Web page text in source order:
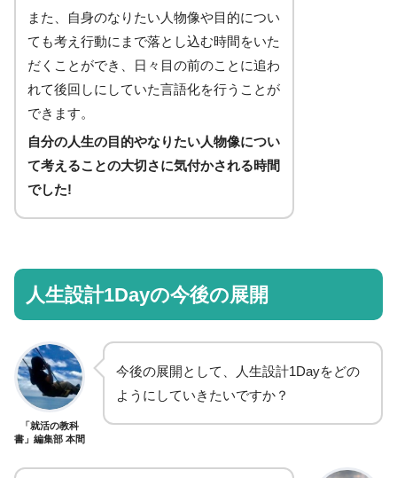
また、自身のなりたい人物像や目的につい
ても考え行動にまで落とし込む時間をいた
だくことができ、日々目の前のことに追わ
れて後回しにしていた言語化を行うことが
できます。
自分の人生の目的やなりたい人物像につい
て考えることの大切さに気付かされる時間
でした!
人生設計1Dayの今後の展開
「就活の教科
書」編集部 本間
今後の展開として、人生設計1Dayをどの
ようにしていきたいですか？